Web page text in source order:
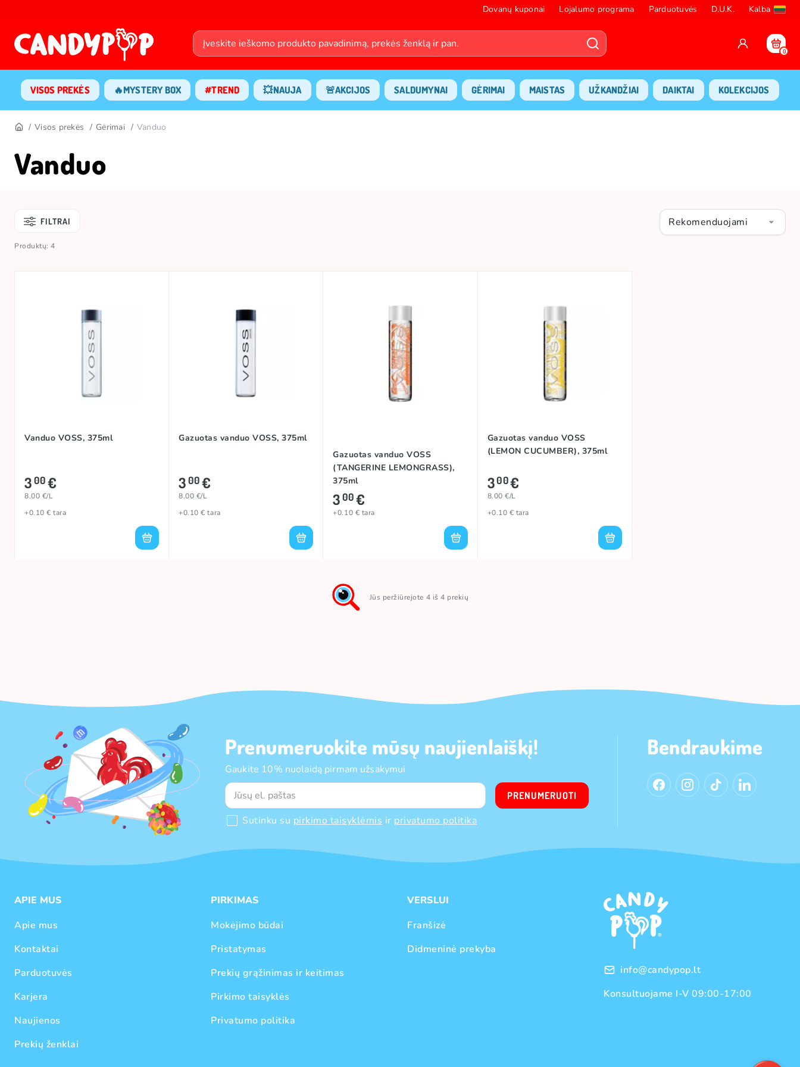
Dovanų kuponai Lojalumo programa Parduotuvės D.U.K. Kalba
0
VISOS PREKĖS 🔥MYSTERY BOX #TREND 💥NAUJA 🚨AKCIJOS SALDUMYNAI GĖRIMAI MAISTAS UŽKANDŽIAI DAIKTAI KOLEKCIJOS
Visos prekės Gėrimai Vanduo
Vanduo
FILTRAI Rekomenduojami
Produktų: 4
Vanduo VOSS, 375ml
300€
8.00 €/L
+0.10 € tara
Gazuotas vanduo VOSS, 375ml
300€
8.00 €/L
+0.10 € tara
Gazuotas vanduo VOSS
(TANGERINE LEMONGRASS),
375ml
300€
+0.10 € tara
Gazuotas vanduo VOSS
(LEMON CUCUMBER), 375ml
300€
8.00 €/L
+0.10 € tara
Jūs peržiūrejote 4 iš 4 prekių
Prenumeruokite mūsų naujienlaiškį!
Gaukite 10% nuolaidą pirmam užsakymui
Sutinku su pirkimo taisyklėmis ir privatumo politika
PRENUMERUOTI
Bendraukime
APIE MUS
Apie mus
Kontaktai
Parduotuvės
Karjera
Naujienos
Prekių ženklai
PIRKIMAS
Mokėjimo būdai
Pristatymas
Prekių grąžinimas ir keitimas
Pirkimo taisyklės
Privatumo politika
VERSLUI
Franšizė
Didmeninė prekyba
info@candypop.lt
Konsultuojame I-V 09:00-17:00